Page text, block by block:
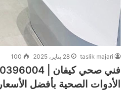
taslik majari 28 يناير، 2025 100
الأدوات الصحية بأفضل الأسعار